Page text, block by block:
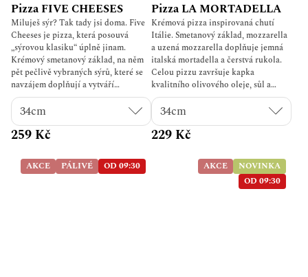
Pizza FIVE CHEESES
Miluješ sýr? Tak tady jsi doma. Five
Cheeses je pizza, která posouvá
„sýrovou klasiku“ úplně jinam.
Krémový smetanový základ, na něm
pět pečlivě vybraných sýrů, které se
navzájem doplňují a vytváří
dokonale vyváženou chuť – od jemné
a vláčné až po výraznou a lehce
pikantní. ? Složení: Mozzarella fior
di latte Ricotta fior di latte Niva
smetanovém základu ? Chuťový
profil: Jemná, krémová, lehce slaná,
259 Kč
Pizza LA MORTADELLA
Krémová pizza inspirovaná chutí
Itálie. Smetanový základ, mozzarella
a uzená mozzarella doplňuje jemná
italská mortadella a čerstvá rukola.
Celou pizzu završuje kapka
kvalitního olivového oleje, sůl a
čerstvě mletý pepř. Pizza La
Mortadella je dokonale vyvážená
kombinace krémové chuti, jemného
masa a svěží rukoly.
229 Kč
AKCE PÁLIVÉ OD 09:30 AKCE
NOVINKA
OD 09:30